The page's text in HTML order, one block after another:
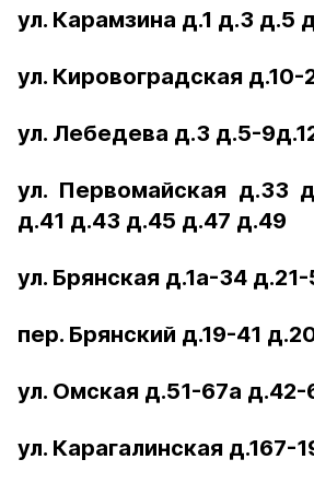
ул. Карамзина д.1 д.3 д.5
ул. Кировоградская д.10-
ул. Лебедева д.3 д.5-
ул. Первомайская д.33
д.41 д.43 д.45 д.47 д.49
ул. Брянская д.1а-34
пер. Брянский д.19-41
ул. Омская д.51-67а д.42-
ул. Карагалинская д.167-